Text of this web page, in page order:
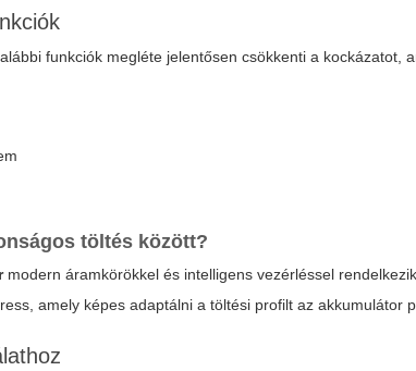
funkciók megléte jelentősen csökkenti a kockázatot,
töltés között?
modern áramkörökkel és intelligens vezérléssel
amely képes adaptálni a töltési profilt az akkumulátor